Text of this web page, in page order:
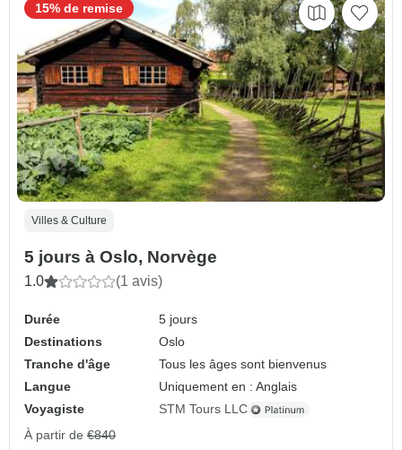
Villes & Culture
5 jours à Oslo, Norvège
1.0 (1 avis)
Durée
5 jours
Destinations
Oslo
Tranche d'âge
Tous les âges sont bienvenus
Langue
Uniquement en : Anglais
Voyagiste
STM Tours LLC
15% de remise
À partir de €840